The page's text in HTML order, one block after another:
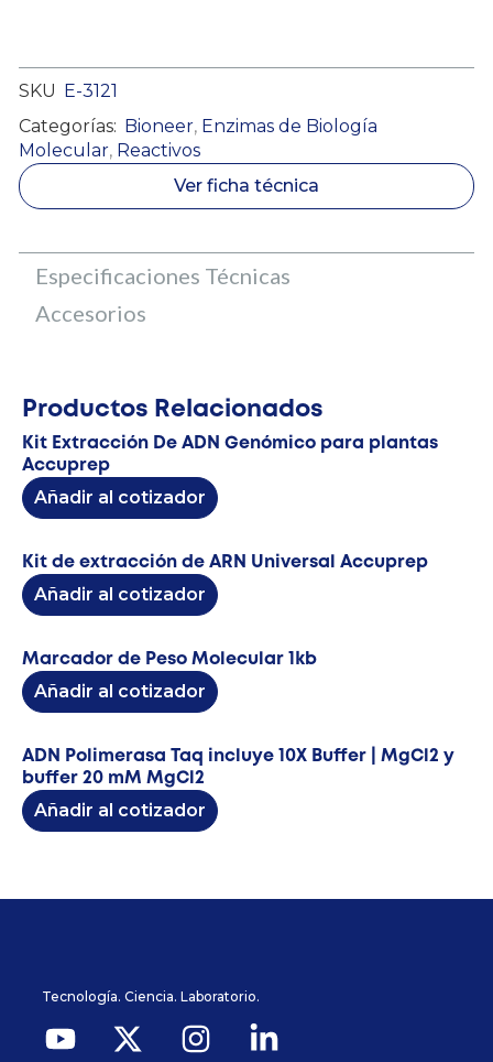
SKU E-3121
Categorías: Bioneer, Enzimas de Biología
Molecular, Reactivos
Ver ficha técnica
Especificaciones Técnicas
Accesorios
Productos Relacionados
Kit Extracción De ADN Genómico para plantas
Accuprep
Añadir al cotizador
Kit de extracción de ARN Universal Accuprep
Añadir al cotizador
Marcador de Peso Molecular 1kb
Añadir al cotizador
ADN Polimerasa Taq incluye 10X Buffer | MgCl2 y
buffer 20 mM MgCl2
Añadir al cotizador
Tecnología. Ciencia. Laboratorio.